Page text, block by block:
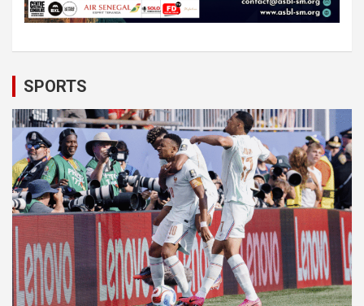
SPORTS